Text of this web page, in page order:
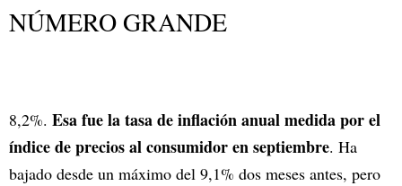
NÚMERO GRANDE
8,2%. Esa fue la tasa de inflación anual medida por el
índice de precios al consumidor en septiembre. Ha
bajado desde un máximo del 9,1% dos meses antes, pero